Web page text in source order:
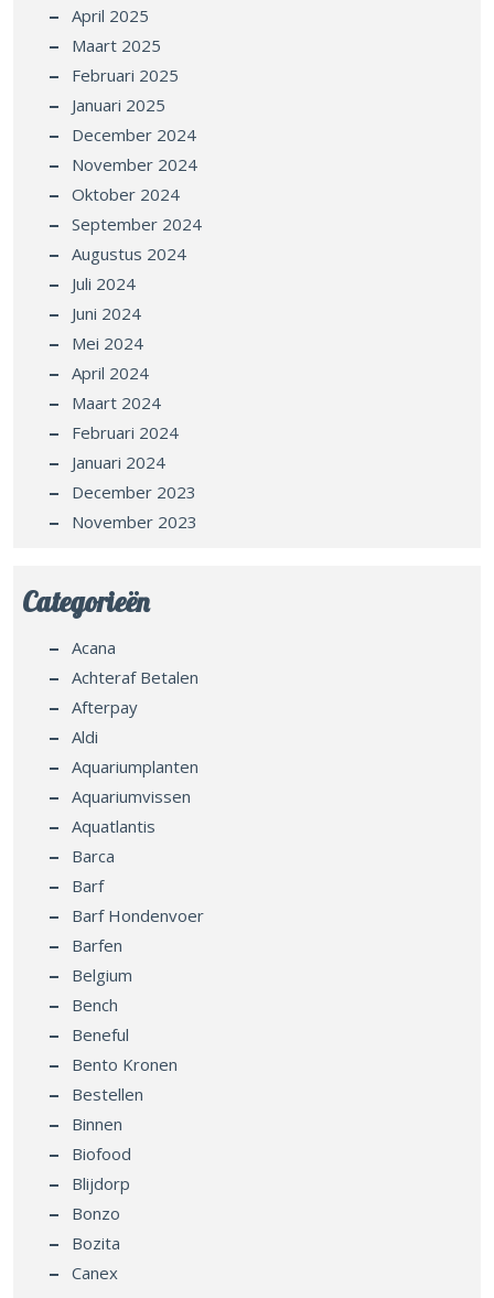
April 2025
Maart 2025
Februari 2025
Januari 2025
December 2024
November 2024
Oktober 2024
September 2024
Augustus 2024
Juli 2024
Juni 2024
Mei 2024
April 2024
Maart 2024
Februari 2024
Januari 2024
December 2023
November 2023
Categorieën
Acana
Achteraf Betalen
Afterpay
Aldi
Aquariumplanten
Aquariumvissen
Aquatlantis
Barca
Barf
Barf Hondenvoer
Barfen
Belgium
Bench
Beneful
Bento Kronen
Bestellen
Binnen
Biofood
Blijdorp
Bonzo
Bozita
Canex